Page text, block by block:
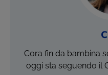
Cora fin da bambina
oggi sta seguendo il